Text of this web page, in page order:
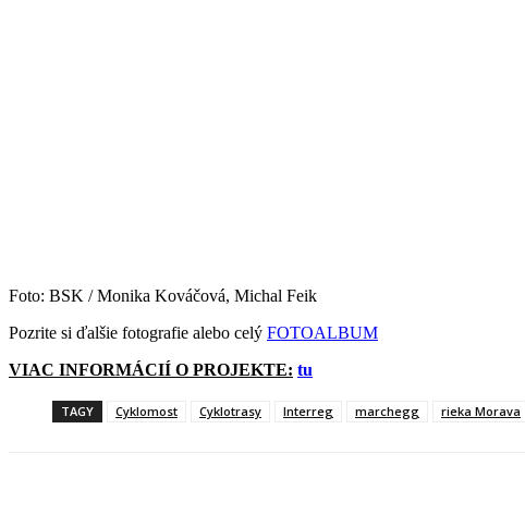
Foto: BSK / Monika Kováčová, Michal Feik
Pozrite si ďalšie fotografie alebo celý FOTOALBUM
VIAC INFORMÁCIÍ O PROJEKTE: tu
TAGY Cyklomost Cyklotrasy Interreg marchegg rieka Morava